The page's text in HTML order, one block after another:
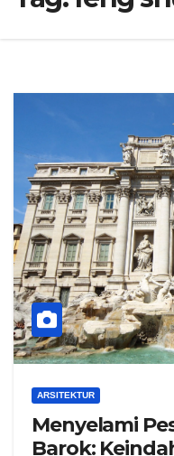
ARSITEKTUR
Menyelami
Barok: